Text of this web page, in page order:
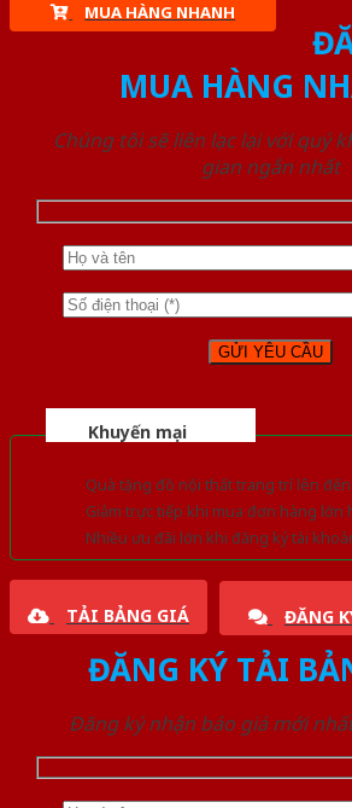
MUA HÀNG NHANH
MUA HÀNG
Chúng tôi sẽ liên lạc lại với quý
gian ngắn nhất
Khuyến mại
Quà tặng đồ nội thất trang trí lên đến
Giảm trực tiếp khi mua đơn hàng lớn
Nhiều ưu đãi lớn khi đăng ký tài
TẢI BẢNG GIÁ ĐĂNG
ĐĂNG KÝ TẢI
Đăng ký nhận báo giá mới